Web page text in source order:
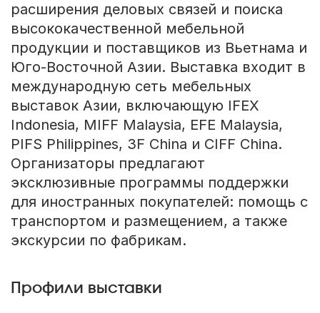
расширения деловых связей и поиска
высококачественной мебельной
продукции и поставщиков из Вьетнама и
Юго-Восточной Азии. Выставка входит в
международную сеть мебельных
выставок Азии, включающую IFEX
Indonesia, MIFF Malaysia, EFE Malaysia,
PIFS Philippines, 3F China и CIFF China.
Организаторы предлагают
эксклюзивные программы поддержки
для иностранных покупателей: помощь с
транспортом и размещением, а также
экскурсии по фабрикам.
Профили выставки